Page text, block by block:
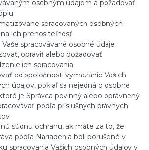
osobným údajom a požadovať
spracovaných osobných
ich prenositeľnosť
spracovávané osobné údaje
opraviť alebo požadovať
ich spracovania
od spoločnosti vymazanie Vašich
údajov, pokiaľ sa nejedná o osobné
je Správca povinný alebo oprávnený
podľa príslušných právnych
súdnu ochranu, ak máte za to, že
podľa Nariadenia boli porušené v
spracovania Vašich osobných údajov v